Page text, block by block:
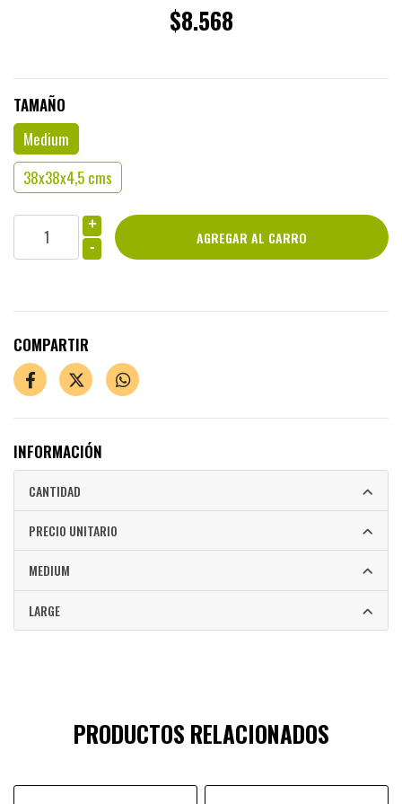
$8.568
TAMAÑO
Medium
38x38x4,5 cms
+
-
COMPARTIR
INFORMACIÓN
CANTIDAD
PRECIO UNITARIO
MEDIUM
LARGE
PRODUCTOS RELACIONADOS